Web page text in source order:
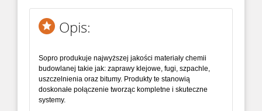
Opis:
Sopro produkuje najwyższej jakości materiały chemii
budowlanej takie jak: zaprawy klejowe, fugi, szpachle,
uszczelnienia oraz bitumy. Produkty te stanowią
doskonałe połączenie tworząc kompletne i skuteczne
systemy.